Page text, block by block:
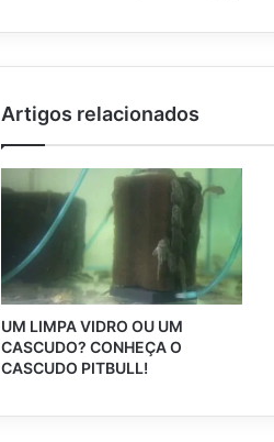
Artigos relacionados
UM LIMPA VIDRO OU UM
CASCUDO? CONHEÇA O
CASCUDO PITBULL!